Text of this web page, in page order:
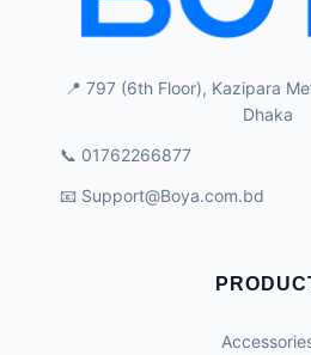
📍 797 (6th Floor), Kazipara
Dhaka
📞 01762266877
📧 Support@Boya.com.bd